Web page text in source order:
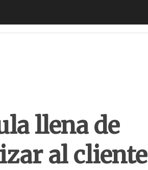
llena de ventajas para
llena de
al